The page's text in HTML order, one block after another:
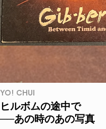
YO! CHUI
ヒルボムの途中で
──あの時のあの写真